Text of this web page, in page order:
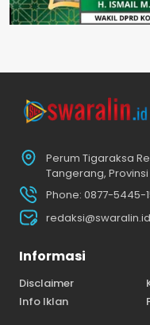
Perum Tigaraksa
Tangerang, Provinsi
Phone: 0877-5445-
Informasi
Disclaimer
Info Iklan